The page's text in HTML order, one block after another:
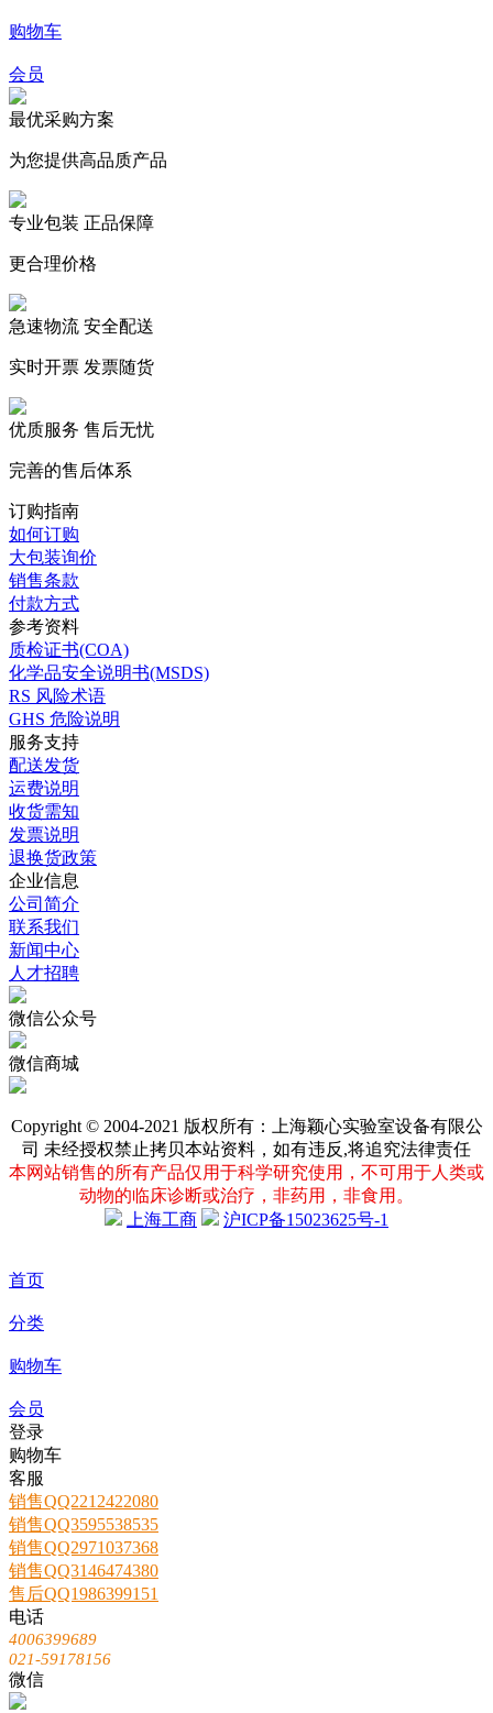
购物车
会员
最优采购方案
为您提供高品质产品
专业包装 正品保障
更合理价格
急速物流 安全配送
实时开票 发票随货
优质服务 售后无忧
完善的售后体系
订购指南
如何订购
大包装询价
销售条款
付款方式
参考资料
质检证书(COA)
化学品安全说明书(MSDS)
RS 风险术语
GHS 危险说明
服务支持
配送发货
运费说明
收货需知
发票说明
退换货政策
企业信息
公司简介
联系我们
新闻中心
人才招聘
微信公众号
微信商城
Copyright © 2004-2021 版权所有：上海颖心实验室设备有限公
司 未经授权禁止拷贝本站资料，如有违反,将追究法律责任
本网站销售的所有产品仅用于科学研究使用，不可用于人类或
动物的临床诊断或治疗，非药用，非食用。
上海工商
沪ICP备15023625号-1
首页
分类
购物车
会员
登录
购物车
客服
销售QQ2212422080
销售QQ3595538535
销售QQ2971037368
销售QQ3146474380
售后QQ1986399151
电话
4006399689
021-59178156
微信